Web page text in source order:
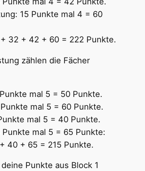
15 Punkte mal 4 = 60
32 + 42 + 60 = 222 Punkte.
zählen die Fächer
mal 5 = 50 Punkte.
mal 5 = 60 Punkte.
mal 5 = 40 Punkte.
Punkte mal 5 = 65 Punkte:
40 + 65 = 215 Punkte.
Punkte aus Block 1